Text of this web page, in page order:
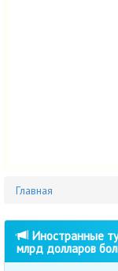
Главная
Иностранные
млрд долларов